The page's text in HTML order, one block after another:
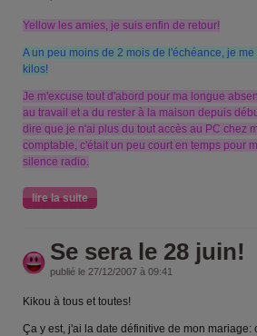
Yellow les amies, je suis enfin de retour!
A un peu moins de 2 mois de l'échéance, je
kilos!
Je m'excuse tout d'abord pour ma longue
au travail et a du rester à la maison depuis
dire que je n'ai plus du tout accès au PC chez
comptable, c'était un peu court en temps pour
silence radio.
lire la suite
Se sera le 28 juin!
publié le 27/12/2007 à 09:41
Kikou à tous et toutes!
Ça y est, j'ai la date définitive de mon